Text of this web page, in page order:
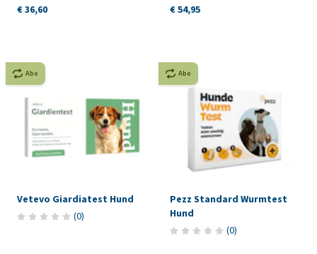
€ 36,60 € 54,95
Abo
Vetevo Giardiatest Hund
(0)
Abo
Pezz Standard Wurmtest
Hund
(0)